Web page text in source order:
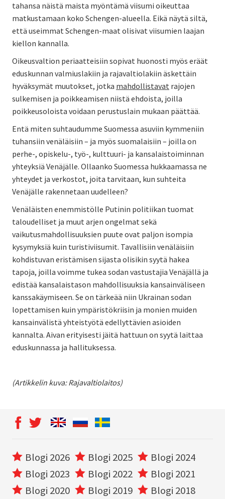
tahansa näistä maista myöntämä viisumi oikeuttaa
matkustamaan koko Schengen-alueella. Eikä näytä siltä,
että useimmat Schengen-maat olisivat viisumien laajan
kiellon kannalla.
Oikeusvaltion periaatteisiin sopivat huonosti myös eräät
eduskunnan valmiuslakiin ja rajavaltiolakiin äskettäin
hyväksymät muutokset, jotka mahdollistavat rajojen
sulkemisen ja poikkeamisen niistä ehdoista, joilla
poikkeusoloista voidaan perustuslain mukaan päättää.
Entä miten suhtaudumme Suomessa asuviin kymmeniin
tuhansiin venäläisiin – ja myös suomalaisiin – joilla on
perhe-, opiskelu-, työ-, kulttuuri- ja kansalaistoiminnan
yhteyksiä Venäjälle. Ollaanko Suomessa hukkaamassa ne
yhteydet ja verkostot, joita tarvitaan, kun suhteita
Venäjälle rakennetaan uudelleen?
Venäläisten enemmistölle Putinin politiikan tuomat
taloudelliset ja muut arjen ongelmat sekä
vaikutusmahdollisuuksien puute ovat paljon isompia
kysymyksiä kuin turistiviisumit. Tavallisiin venäläisiin
kohdistuvan eristämisen sijasta olisikin syytä hakea
tapoja, joilla voimme tukea sodan vastustajia Venäjällä ja
edistää kansalaistason mahdollisuuksia kansainväliseen
kanssakäymiseen. Se on tärkeää niin Ukrainan sodan
lopettamisen kuin ympäristökriisin ja monien muiden
kansainvälistä yhteistyötä edellyttävien asioiden
kannalta. Aivan erityisesti jäitä hattuun on syytä laittaa
eduskunnassa ja hallituksessa.
(Artikkelin kuva: Rajavaltiolaitos)
Blogi 2026 Blogi 2025
Blogi 2024
Blogi 2023
Blogi 2022
Blogi 2021
Blogi 2020
Blogi 2019 Blogi 2018